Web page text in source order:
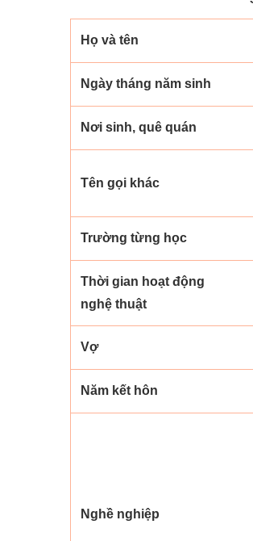
Họ và tên
Ngày tháng năm sinh
Nơi sinh, quê quán
Tên gọi khác
Trường từng học
Thời gian hoạt động
nghệ thuật
Vợ
Năm kết hôn
Nghề nghiệp